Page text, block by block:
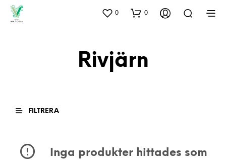
0 0
Rivjärn
FILTRERA
Inga produkter hittades som